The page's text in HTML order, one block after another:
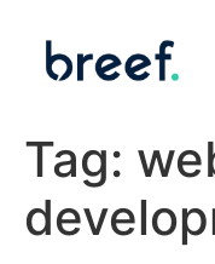
Tag: